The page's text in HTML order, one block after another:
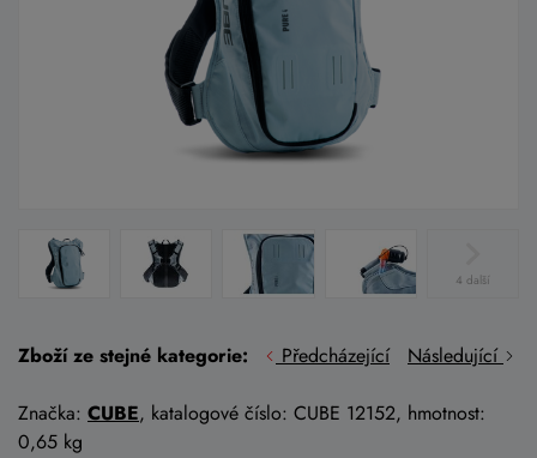
4 další
Zboží ze stejné kategorie: Předcházející Následující
Značka: CUBE, katalogové číslo: CUBE 12152, hmotnost:
0,65 kg